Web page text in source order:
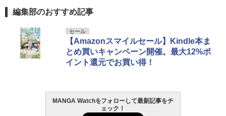
さくら1st写真集（仮）
￥3,960
日向坂46 藤嶌果歩 1st写真集 果実の歩
幅
編集部のおすすめ記事
セール
【Amazonスマイルセール】Kindle本ま
とめ買いキャンペーン開催。最大12%ポ
イント還元でお買い得！
MANGA Watchをフォローして最新記事をチ
ェック！